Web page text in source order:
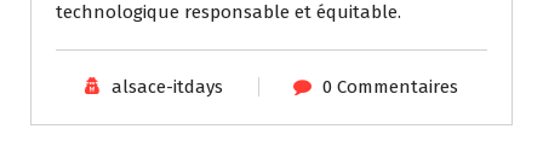
technologique responsable et équitable.
alsace-itdays 0 Commentaires